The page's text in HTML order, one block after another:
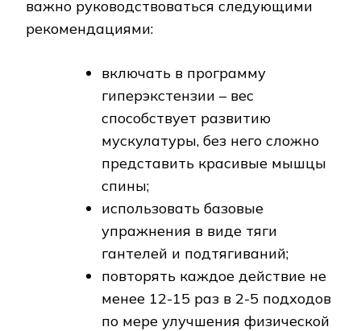
важно руководствоваться следующими
рекомендациями:
включать в программу
гиперэкстензии – вес
способствует развитию
мускулатуры, без него сложно
представить красивые мышцы
спины;
использовать базовые
упражнения в виде тяги
гантелей и подтягиваний;
повторять каждое действие не
менее 12-15 раз в 2-5 подходов
по мере улучшения физической